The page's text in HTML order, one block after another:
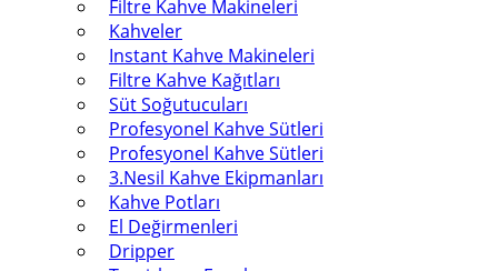
Filtre Kahve Makineleri
Kahveler
Instant Kahve Makineleri
Filtre Kahve Kağıtları
Süt Soğutucuları
Profesyonel Kahve Sütleri
Profesyonel Kahve Sütleri
3.Nesil Kahve Ekipmanları
Kahve Potları
El Değirmenleri
Dripper